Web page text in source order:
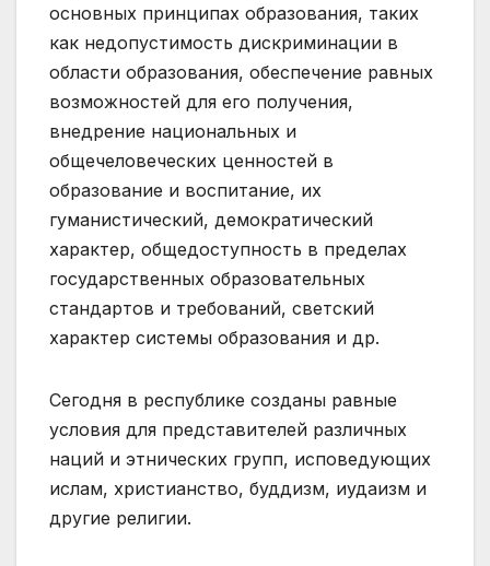
основных принципах образования, таких
как недопустимость дискриминации в
области образования, обеспечение равных
возможностей для его получения,
внедрение национальных и
общечеловеческих ценностей в
образование и воспитание, их
гуманистический, демократический
характер, общедоступность в пределах
государственных образовательных
стандартов и требований, светский
характер системы образования и др.
Сегодня в республике созданы равные
условия для представителей различных
наций и этнических групп, исповедующих
ислам, христианство, буддизм, иудаизм и
другие религии.